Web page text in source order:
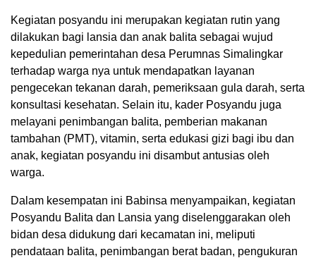
Kegiatan posyandu ini merupakan kegiatan rutin yang
dilakukan bagi lansia dan anak balita sebagai wujud
kepedulian pemerintahan desa Perumnas Simalingkar
terhadap warga nya untuk mendapatkan layanan
pengecekan tekanan darah, pemeriksaan gula darah, serta
konsultasi kesehatan. Selain itu, kader Posyandu juga
melayani penimbangan balita, pemberian makanan
tambahan (PMT), vitamin, serta edukasi gizi bagi ibu dan
anak, kegiatan posyandu ini disambut antusias oleh
warga.
Dalam kesempatan ini Babinsa menyampaikan, kegiatan
Posyandu Balita dan Lansia yang diselenggarakan oleh
bidan desa didukung dari kecamatan ini, meliputi
pendataan balita, penimbangan berat badan, pengukuran